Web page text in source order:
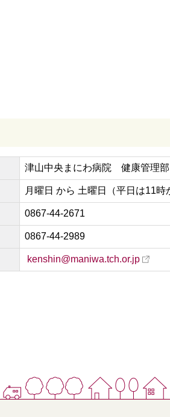
津山中央まにわ病院 健康管理部
月曜日 から 土曜日（平日は11時
0867-44-2671
0867-44-2989
kenshin@maniwa.tch.or.jp